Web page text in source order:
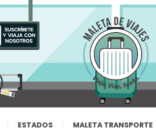
ESTADOS MALETA TRANSPORTE